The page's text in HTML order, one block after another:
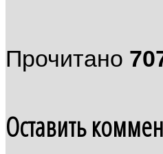
Прочитано
Оставить